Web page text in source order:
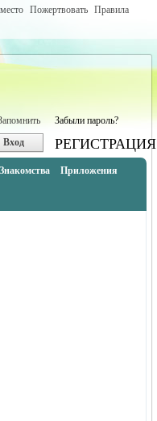
Пожертвовать Правила
Забыли пароль?
Вход РЕГИСТРАЦИЯ
Знакомства Приложения